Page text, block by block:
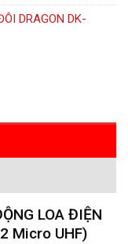
DRAGON DK-
LOA ĐIỆN
Micro UHF)